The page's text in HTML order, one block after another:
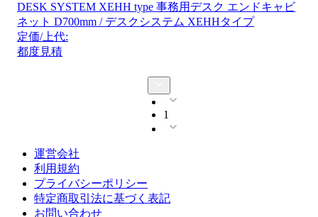
DESK SYSTEM XEHH type 事務用デスク エンドキャビ
ネット D700mm / デスクシステム XEHHタイプ
定価/上代:
都度見積
1
運営会社
利用規約
プライバシーポリシー
特定商取引法に基づく表記
お問い合わせ